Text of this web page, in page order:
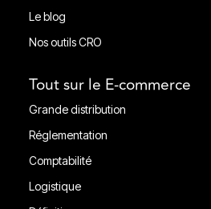
Le Thème FullStack
Le blog
Le blog
Nos outils CRO
Tout sur le E-commerce
Grande distribution
Grande distribution
Réglementation
Réglementation
Comptabilité
Comptabilité
Logistique
Ligistique